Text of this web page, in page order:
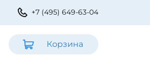
+7 (495) 649-63-04
Корзина